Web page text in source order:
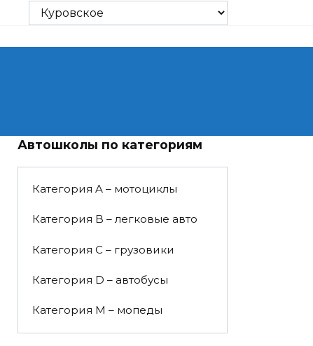
Автошколы по категориям
Категория A – мотоциклы
Категория B – легковые авто
Категория C – грузовики
Категория D – автобусы
Категория M – мопеды